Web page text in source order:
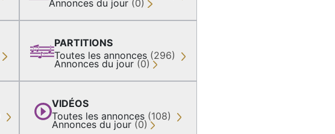
Annonces du jour (0)
PARTITIONS
Toutes les annonces (296)
Annonces du jour (0)
VIDÉOS
Toutes les annonces (108)
Annonces du jour (0)